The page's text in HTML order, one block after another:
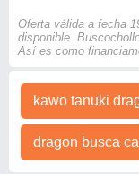
Oferta válida a fecha
disponible.
Así es como
kawo tanuki
dragon busca